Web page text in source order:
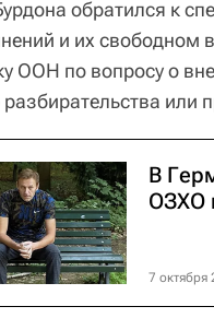
обратился к
и их свободном
ООН по вопросу о
разбирательства
В
ОЗХО
7 октября